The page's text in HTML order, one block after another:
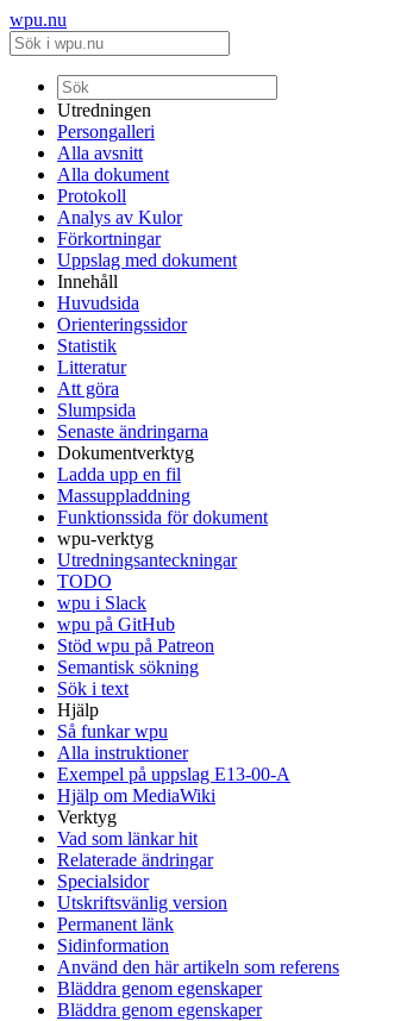
wpu.nu
Utredningen
Persongalleri
Alla avsnitt
Alla dokument
Protokoll
Analys av Kulor
Förkortningar
Uppslag med dokument
Innehåll
Huvudsida
Orienteringssidor
Statistik
Litteratur
Att göra
Slumpsida
Senaste ändringarna
Dokumentverktyg
Ladda upp en fil
Massuppladdning
Funktionssida för dokument
wpu-verktyg
Utredningsanteckningar
TODO
wpu i Slack
wpu på GitHub
Stöd wpu på Patreon
Semantisk sökning
Sök i text
Hjälp
Så funkar wpu
Alla instruktioner
Exempel på uppslag E13-00-A
Hjälp om MediaWiki
Verktyg
Vad som länkar hit
Relaterade ändringar
Specialsidor
Utskriftsvänlig version
Permanent länk
Sidinformation
Använd den här artikeln som referens
Bläddra genom egenskaper
Bläddra genom egenskaper